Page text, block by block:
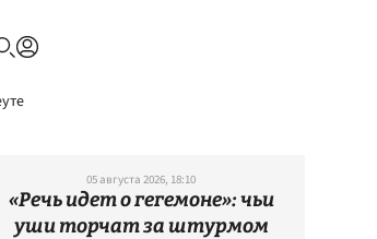
05 августа 2026, 18:10
«Речь идет о гегемоне»: чьи
уши торчат за штурмом